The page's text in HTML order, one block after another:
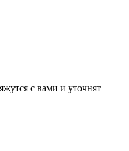
с вами и уточнят